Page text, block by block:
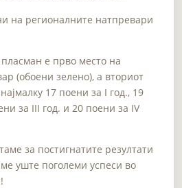
на регионалните натпревари
е прво место на
(обоени зелено), а вториот
17 поени за I год., 19
за III год. и 20 поени за IV
за постигнатите резултати
уште поголеми успеси во